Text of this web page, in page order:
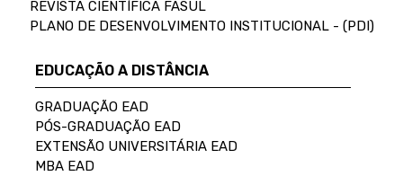
REVISTA CIENTÍFICA FASUL
PLANO DE DESENVOLVIMENTO INSTITUCIONAL - (PDI)
EDUCAÇÃO A DISTÂNCIA
GRADUAÇÃO EAD
PÓS-GRADUAÇÃO EAD
EXTENSÃO UNIVERSITÁRIA EAD
MBA EAD